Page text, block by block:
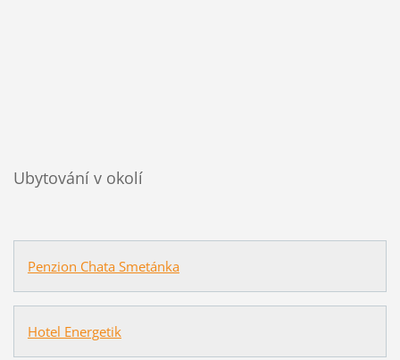
Ubytování v okolí
Penzion Chata Smetánka
Hotel Energetik